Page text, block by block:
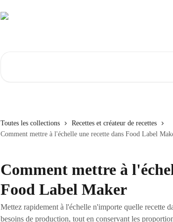
Toutes les collections
Recettes et créateur de recettes
Comment mettre à l'échelle une recette dans Food Label
Comment mettre à
Food Label Maker
Mettez rapidement à l'échelle n'importe quelle recette
besoins de production, tout en conservant les